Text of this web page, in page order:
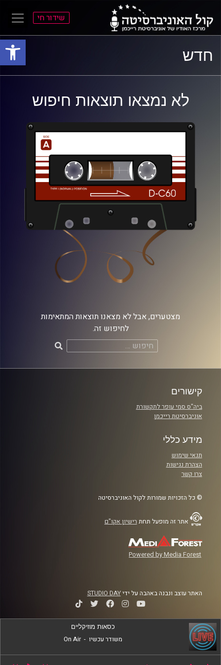
פתח
התפריט
הראשי
התוכן
הראשי
שידור חי
חדש
לא נמצאו תוצאות חיפוש
מצטערים, אבל לא מצאנו תוצאות המתאימות
לחיפוש זה.
חיפוש:
קישורים
ביה"ס סמי עופר לתקשורת
אוניברסיטת רייכמן
מידע כללי
תנאי שימוש
הצהרת נגישות
צרו קשר
© כל הזכויות שמורות לקול האוניברסיטה
אתר זה מופעל תחת רישיון אקו"ם
Powered by Media Forest
האתר עוצב ונבנה באהבה על ידיSTUDIO DAY
כסאות מוזיקליים
משודר עכשיו -
On Air